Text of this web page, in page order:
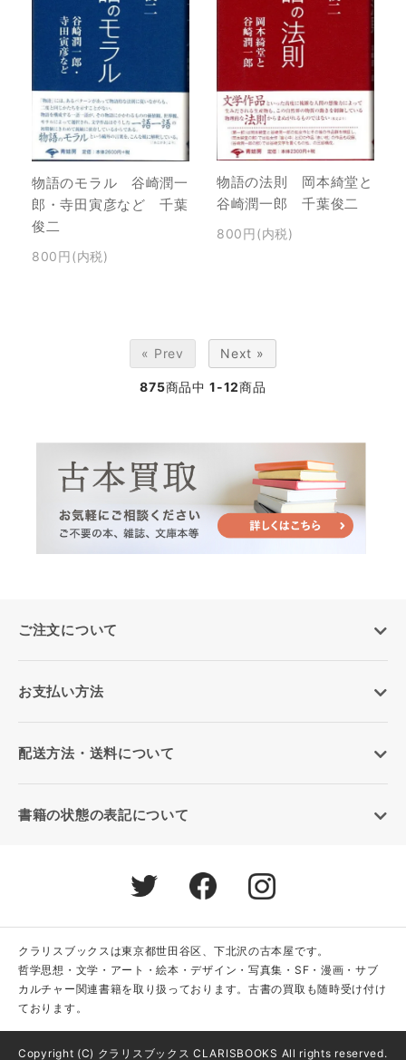
物語のモラル 谷崎潤一
郎・寺田寅彦など 千葉
俊二
800円(内税)
物語の法則 岡本綺堂と
谷崎潤一郎 千葉俊二
800円(内税)
« Prev Next »
875商品中 1-12商品
ご注文について
お支払い方法
配送方法・送料について
書籍の状態の表記について
クラリスブックスは東京都世田谷区、下北沢の古本屋です。
哲学思想・文学・アート・絵本・デザイン・写真集・SF・漫画・サブ
カルチャー関連書籍を取り扱っております。古書の買取も随時受け付け
ております。
Copyright (C) クラリスブックス CLARISBOOKS All rights reserved.